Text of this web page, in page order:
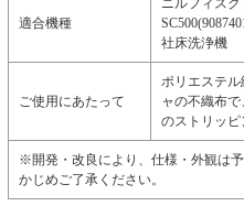
適合機種
ニルフィス
社床洗浄機
ご使用にあたって
ポリエステ
ャの不織布
のストリッピ
※開発・改良により、仕様・外観は
かじめご了承ください。